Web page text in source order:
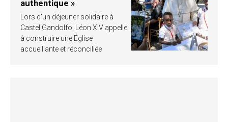
authentique »
Lors d’un déjeuner solidaire à
Castel Gandolfo, Léon XIV appelle
à construire une Église
accueillante et réconciliée